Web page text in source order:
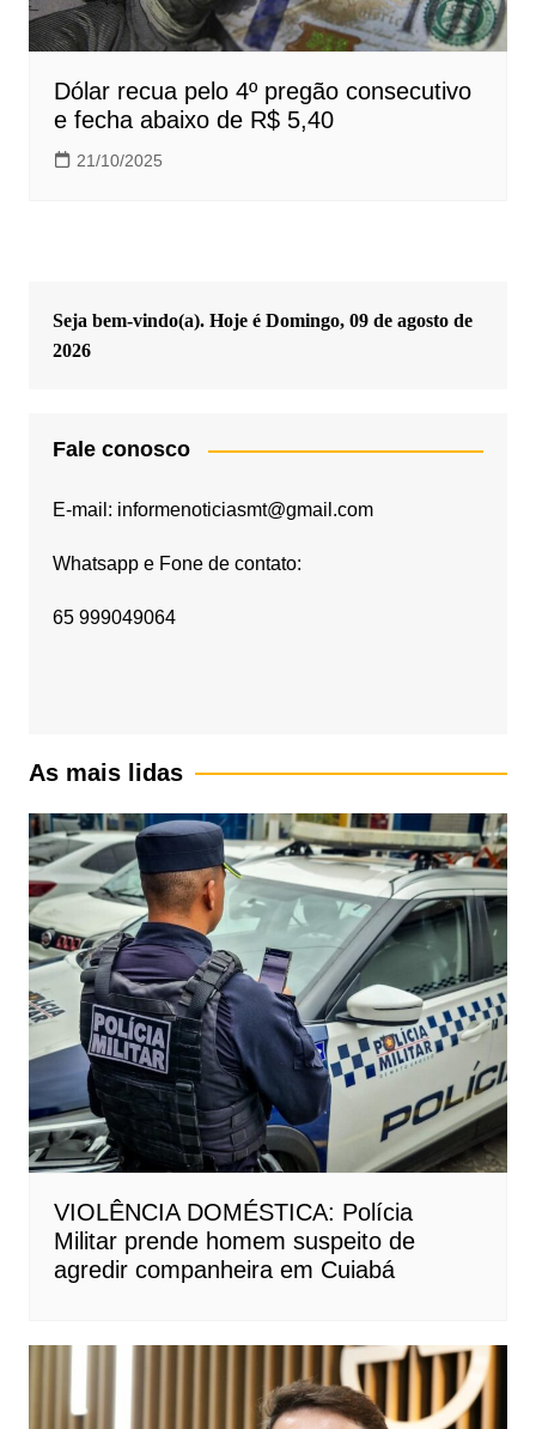
Dólar recua pelo 4º pregão consecutivo
e fecha abaixo de R$ 5,40
21/10/2025
Seja bem-vindo(a). Hoje é Domingo, 09 de agosto de
2026
Fale conosco
E-mail: informenoticiasmt@gmail.com
Whatsapp e Fone de contato:
65 999049064
As mais lidas
VIOLÊNCIA DOMÉSTICA: Polícia
Militar prende homem suspeito de
agredir companheira em Cuiabá